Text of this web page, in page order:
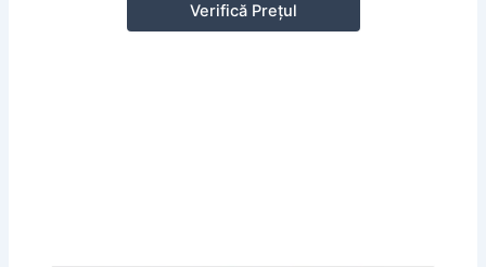
Verifică Prețul